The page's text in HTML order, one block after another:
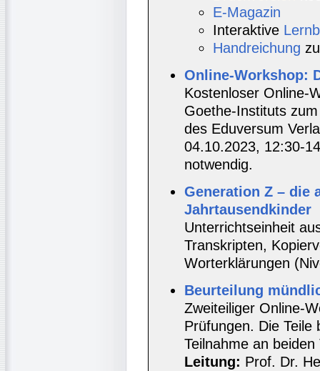
E-Magazin
Interaktive
Handreichung
Online-Workshop:
Kostenloser Online-
Goethe-Instituts
des Eduversum
04.10.2023, 12:30-
notwendig.
Generation Z – die
Jahrtausendkinder
Unterrichtseinheit
Transkripten,
Worterklärungen
Beurteilung
Zweiteiliger Online-
Prüfungen. Die Teile
Teilnahme an
Leitung: Prof. Dr.